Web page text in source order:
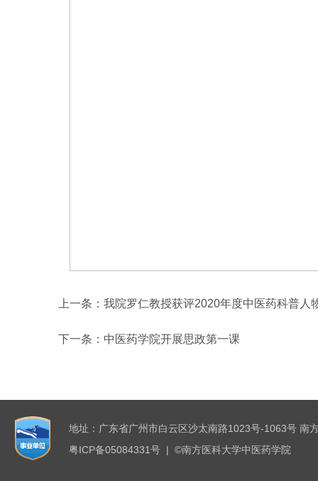
上一条： 我院罗仁教授获评2020年度中医药科普人
下一条： 中医药学院开展思政第一课
地址：广东省广州市白云区沙太南路1023号-1063号 南
粤ICP备05084331号 | ©南方医科大学中医药学院